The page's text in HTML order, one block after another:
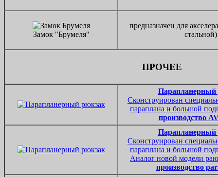
Замок "Брумеля"
предназначен для
стальной)
ПРОЧЕЕ
Парапланерный
Сконструирован
параплана и большой
производство
Парапланерный
Сконструирован
параплана и большой
Аналог новой модели
производство